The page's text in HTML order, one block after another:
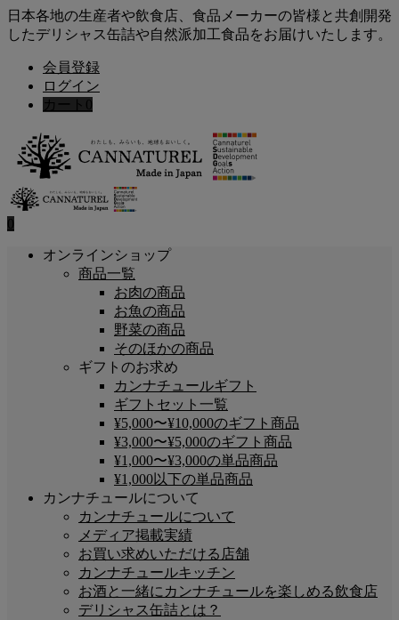
日本各地の生産者や飲食店、食品メーカーの皆様と共創開発
したデリシャス缶詰や自然派加工食品をお届けいたします。
会員登録
ログイン
カート 0
0
オンラインショップ
商品一覧
お肉の商品
お魚の商品
野菜の商品
そのほかの商品
ギフトのお求め
カンナチュールギフト
ギフトセット一覧
¥5,000〜¥10,000のギフト商品
¥3,000〜¥5,000のギフト商品
¥1,000〜¥3,000の単品商品
¥1,000以下の単品商品
カンナチュールについて
カンナチュールについて
メディア掲載実績
お買い求めいただける店舗
カンナチュールキッチン
お酒と一緒にカンナチュールを楽しめる飲食店
デリシャス缶詰とは？